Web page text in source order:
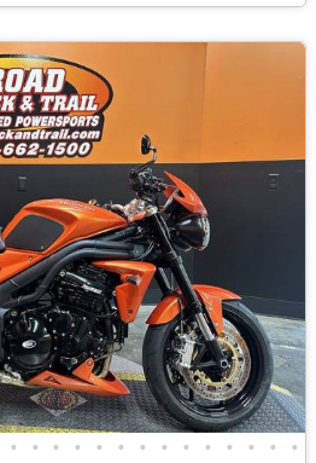
• • • • • • • • • • • • • •